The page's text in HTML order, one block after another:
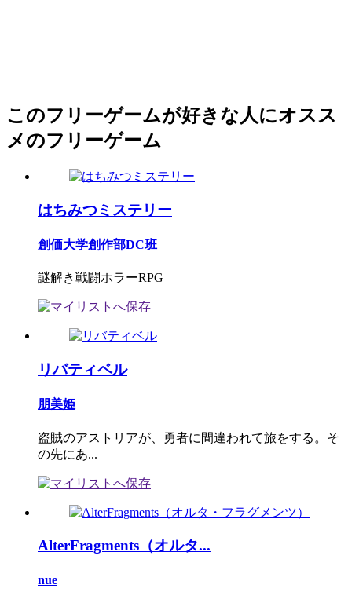
このフリーゲームが好きな人にオスス
メのフリーゲーム
はちみつミステリー
創価大学創作部DC班
謎解き戦闘ホラーRPG
リバティベル
朋美姫
盗賊のアストリアが、勇者に間違われて旅をする。そ
の先にあ...
AlterFragments（オルタ...
nue